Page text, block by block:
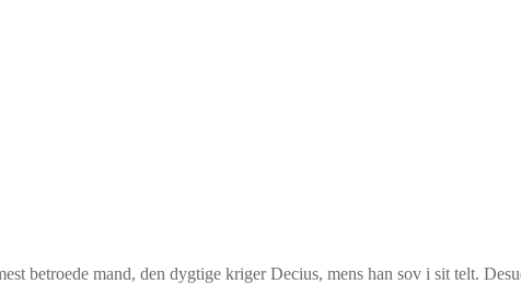
betroede mand, den dygtige kriger Decius, mens han sov i sit telt.